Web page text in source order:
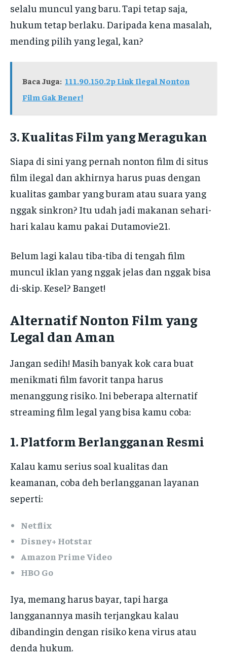
selalu muncul yang baru. Tapi tetap saja,
hukum tetap berlaku. Daripada kena masalah,
mending pilih yang legal, kan?
Baca Juga: 111.90.150.2p Link Ilegal Nonton
Film Gak Bener!
3. Kualitas Film yang Meragukan
Siapa di sini yang pernah nonton film di situs
film ilegal dan akhirnya harus puas dengan
kualitas gambar yang buram atau suara yang
nggak sinkron? Itu udah jadi makanan sehari-
hari kalau kamu pakai Dutamovie21.
Belum lagi kalau tiba-tiba di tengah film
muncul iklan yang nggak jelas dan nggak bisa
di-skip. Kesel? Banget!
Alternatif Nonton Film yang
Legal dan Aman
Jangan sedih! Masih banyak kok cara buat
menikmati film favorit tanpa harus
menanggung risiko. Ini beberapa alternatif
streaming film legal yang bisa kamu coba:
1. Platform Berlangganan Resmi
Kalau kamu serius soal kualitas dan
keamanan, coba deh berlangganan layanan
seperti:
Netflix
Disney+ Hotstar
Amazon Prime Video
HBO Go
Iya, memang harus bayar, tapi harga
langganannya masih terjangkau kalau
dibandingin dengan risiko kena virus atau
denda hukum.